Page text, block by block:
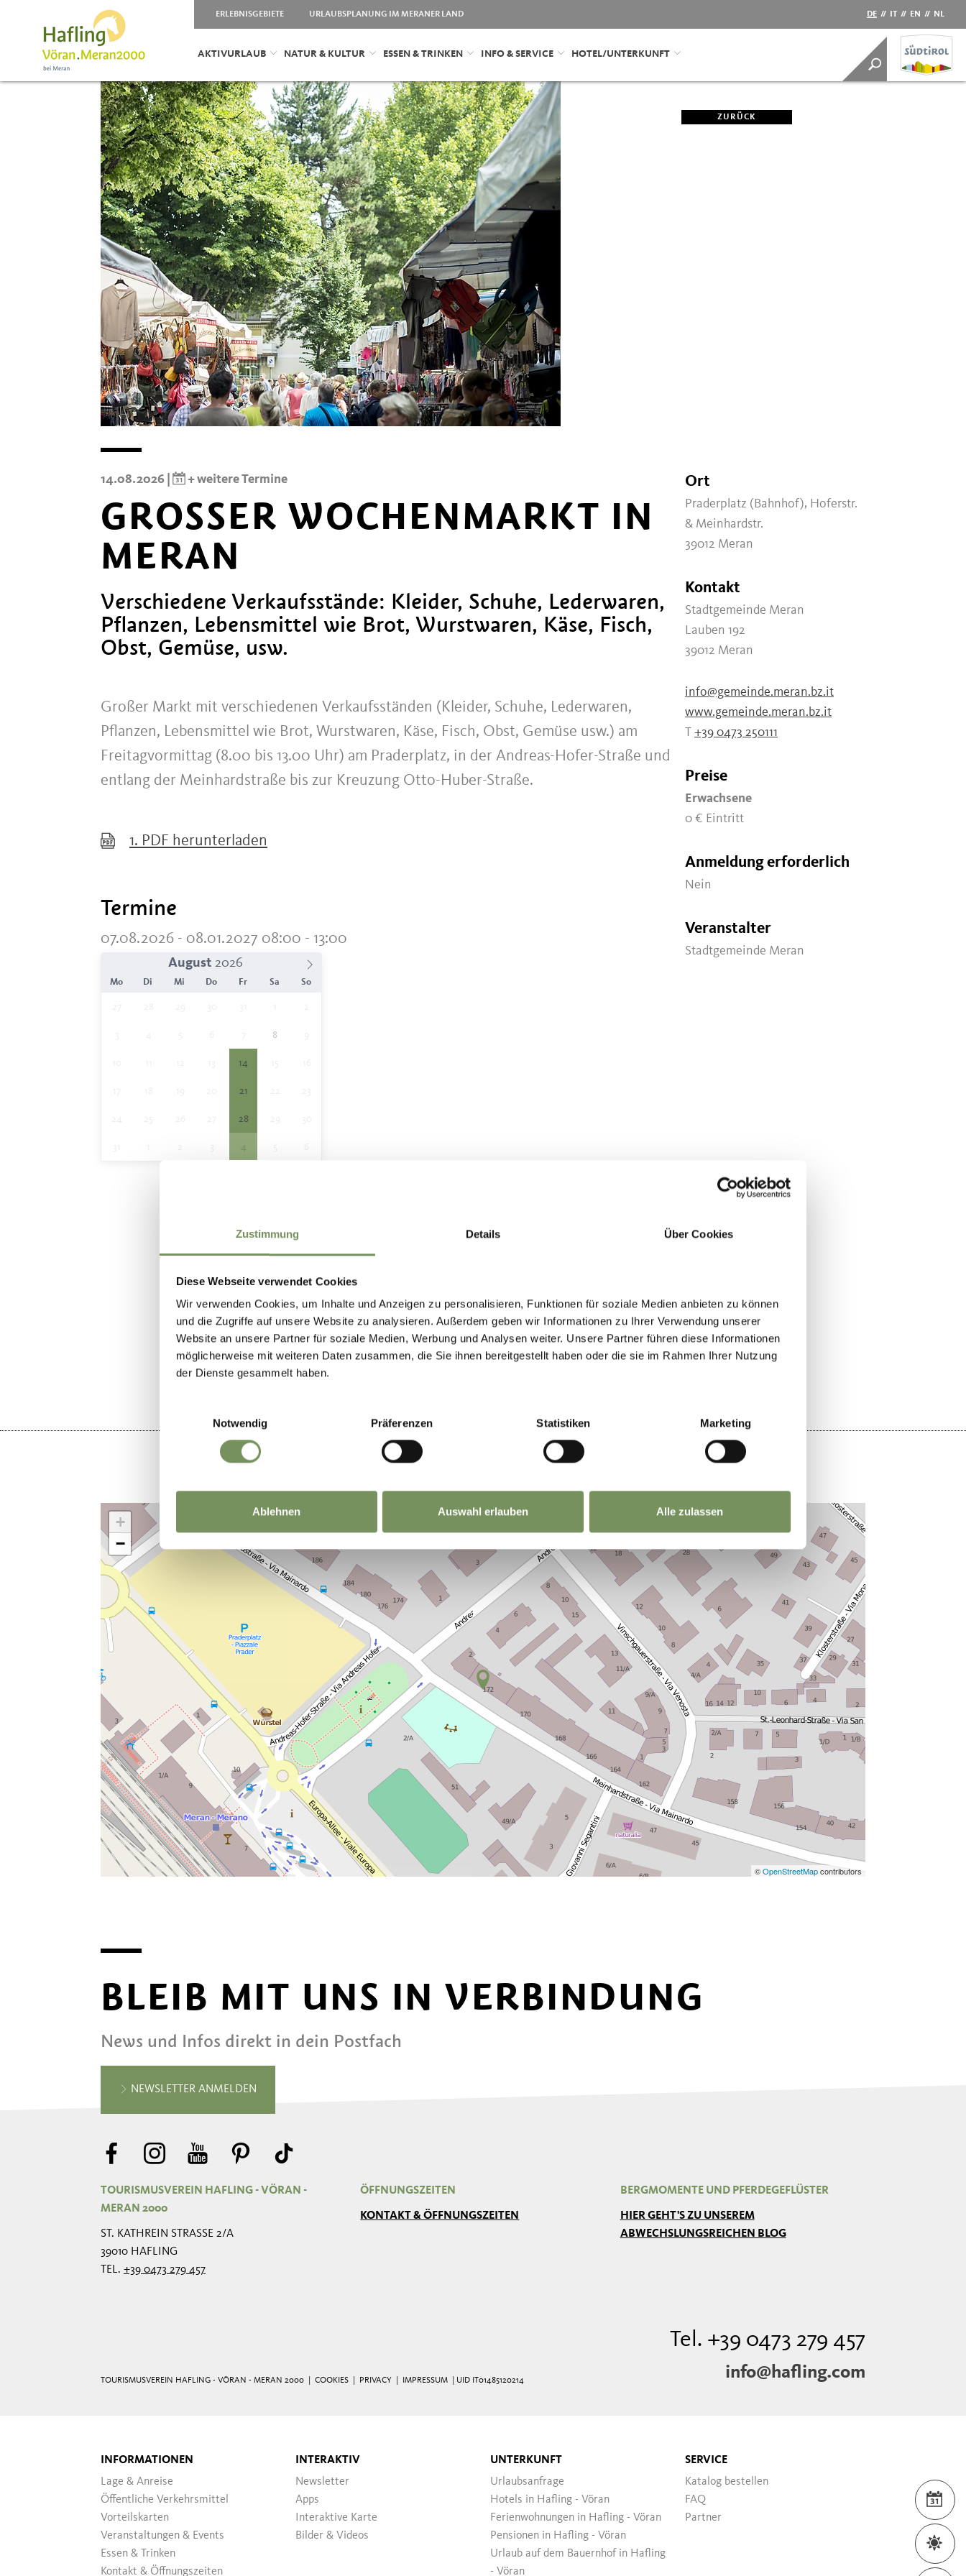
Zustimmung Details Über Cookies
Diese Webseite verwendet Cookies
Wir verwenden Cookies, um Inhalte und Anzeigen zu personalisieren, Funktionen für soziale Medien anbieten zu können
und die Zugriffe auf unsere Website zu analysieren. Außerdem geben wir Informationen zu Ihrer Verwendung unserer
Website an unsere Partner für soziale Medien, Werbung und Analysen weiter. Unsere Partner führen diese Informationen
möglicherweise mit weiteren Daten zusammen, die Sie ihnen bereitgestellt haben oder die sie im Rahmen Ihrer Nutzung
der Dienste gesammelt haben.
Notwendig
Präferenzen Statistiken Marketing
Ablehnen Auswahl erlauben Alle zulassen
ERLEBNISGEBIETE URLAUBSPLANUNG IM MERANER LAND DE // IT // EN // NL
AKTIVURLAUB NATUR & KULTUR ESSEN & TRINKEN INFO & SERVICE HOTEL/UNTERKUNFT
ZURÜCK
14.08.2026 | + weitere Termine
GROSSER WOCHENMARKT IN M
ERAN
Verschiedene Verkaufsstände: Kleider, Schuhe, Lederwaren,
Pflanzen, Lebensmittel wie Brot, Wurstwaren, Käse, Fisch,
Obst, Gemüse, usw.
Großer Markt mit verschiedenen Verkaufsständen (Kleider, Schuhe, Lederwaren,
Pflanzen, Lebensmittel wie Brot, Wurstwaren, Käse, Fisch, Obst, Gemüse usw.) am
Freitagvormittag (8.00 bis 13.00 Uhr) am Praderplatz, in der Andreas-Hofer-Straße und
entlang der Meinhardstraße bis zur Kreuzung Otto-Huber-Straße.
1. PDF herunterladen
Termine
07.08.2026 - 08.01.2027 08:00 - 13:00
August
Mo Di Mi Do Fr Sa So
8
14
21
28
4
Ort
Praderplatz (Bahnhof), Hoferstr.
& Meinhardstr.
39012 Meran
Kontakt
Stadtgemeinde Meran
Lauben 192
39012 Meran
info@gemeinde.meran.bz.it
www.gemeinde.meran.bz.it
T +39 0473 250111
Preise
Erwachsene
0 € Eintritt
Anmeldung erforderlich
Nein
Veranstalter
Stadtgemeinde Meran
WAR DER INHALT FÜR DICH HILFREICH? JA NEIN
+
−
©OpenStreetMapcontributors
BLEIB MIT UNS IN VERBINDUNG
News und Infos direkt in dein Postfach
NEWSLETTER ANMELDEN
TOURISMUSVEREIN HAFLING - VÖRAN -
MERAN 2000
ST. KATHREIN STRASSE 2/A
39010 HAFLING
TEL. +39 0473 279 457
ÖFFNUNGSZEITEN
KONTAKT & ÖFFNUNGSZEITEN
BERGMOMENTE UND PFERDEGEFLÜSTER
HIER GEHT'S ZU UNSEREM
ABWECHSLUNGSREICHEN BLOG
Tel. +39 0473 279 457
info@hafling.com
TOURISMUSVEREIN HAFLING - VÖRAN - MERAN 2000 | COOKIES PRIVACY IMPRESSUM | UID IT01485120214
INFORMATIONEN
Lage & Anreise
Öffentliche Verkehrsmittel
Vorteilskarten
Veranstaltungen & Events
Essen & Trinken
Kontakt & Öffnungszeiten
INTERAKTIV
Newsletter
Apps
Interaktive Karte
Bilder & Videos
UNTERKUNFT
Urlaubsanfrage
Hotels in Hafling - Vöran
Ferienwohnungen in Hafling - Vöran
Pensionen in Hafling - Vöran
Urlaub auf dem Bauernhof in Hafling
- Vöran
SERVICE
Katalog bestellen
FAQ
Partner